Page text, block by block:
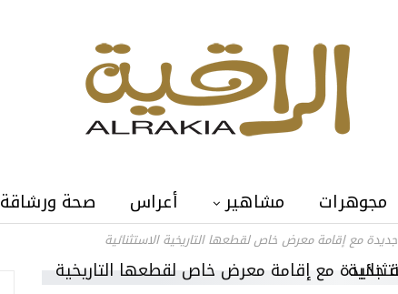
مجوهرات مشاهير أعراس صحة ورشاقة
مع إقامة معرض خاص لقطعها التاريخية الاستثنائية